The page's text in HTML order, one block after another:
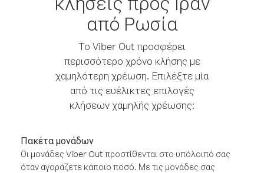
από Ρωσία
Το Viber Out προσφέρει
περισσότερο χρόνο κλήσης με
χαμηλότερη χρέωση. Επιλέξτε μία
από τις ευέλικτες επιλογές
κλήσεων χαμηλής χρέωσης:
Πακέτα μονάδων
Οι μονάδες Viber Out προστίθενται στο υπόλοιπό σας
όταν αγοράζετε κάποιο ποσό. Με τις μονάδες σας